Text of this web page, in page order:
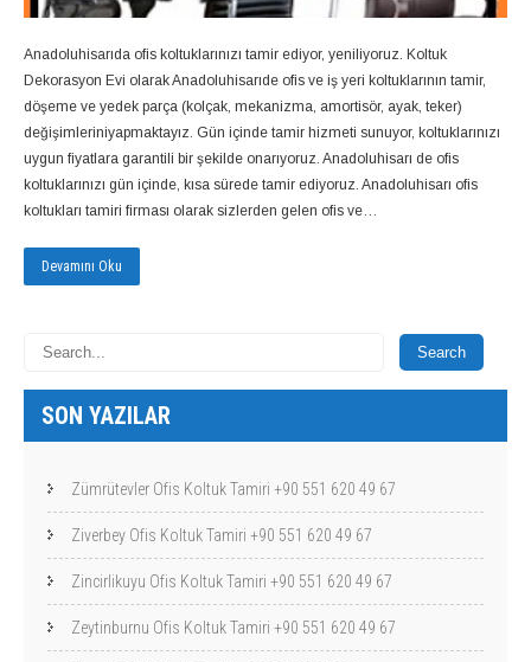
Anadoluhisarıda ofis koltuklarınızı tamir ediyor, yeniliyoruz. Koltuk
Dekorasyon Evi olarak Anadoluhisarıde ofis ve iş yeri koltuklarının tamir,
döşeme ve yedek parça (kolçak, mekanizma, amortisör, ayak, teker)
değişimleriniyapmaktayız. Gün içinde tamir hizmeti sunuyor, koltuklarınızı
uygun fiyatlara garantili bir şekilde onarıyoruz. Anadoluhisarı de ofis
koltuklarınızı gün içinde, kısa sürede tamir ediyoruz. Anadoluhisarı ofis
koltukları tamiri firması olarak sizlerden gelen ofis ve…
Devamını Oku
SON YAZILAR
Zümrütevler Ofis Koltuk Tamiri +90 551 620 49 67
Ziverbey Ofis Koltuk Tamiri +90 551 620 49 67
Zincirlikuyu Ofis Koltuk Tamiri +90 551 620 49 67
Zeytinburnu Ofis Koltuk Tamiri +90 551 620 49 67